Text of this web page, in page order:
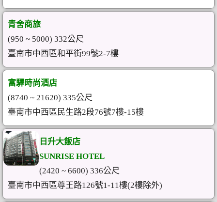
青舍商旅
(950 ~ 5000) 332公尺
臺南市中西區和平街99號2-7樓
富驛時尚酒店
(8740 ~ 21620) 335公尺
臺南市中西區民生路2段76號7樓-15樓
日升大飯店
SUNRISE HOTEL
(2420 ~ 6600) 336公尺
臺南市中西區尊王路126號1-11樓(2樓除外)